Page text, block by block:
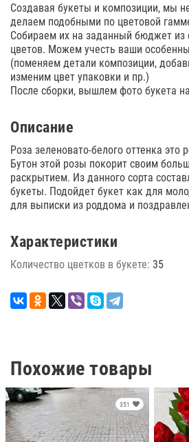
Создавая букеты и композиции, мы
делаем подобными по цветовой
Собираем их на заданный бюджет из
цветов. Можем учесть ваши
(поменяем детали композиции,
изменим цвет упаковки и пр.)
После сборки, вышлем фото букета
Описание
Роза зеленовато-белого оттенка это
Бутон этой розы покорит своим
раскрытием. Из данного сорта
букеты. Подойдет букет как для
для выписки из роддома и
Характеристики
Количество цветков в букете: 35
Похожие товары
351